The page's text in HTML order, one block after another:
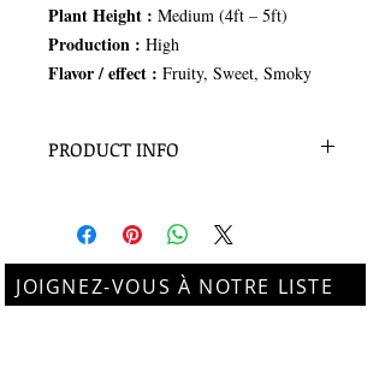
Plant Height : Medium (4ft – 5ft)
Production : High
Flavor / effect : Fruity, Sweet, Smoky
PRODUCT INFO
JOIGNEZ-VOUS À NOTRE LISTE
D'ENVOI